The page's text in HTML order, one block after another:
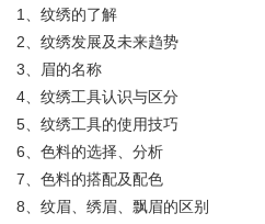
1、纹绣的了解
2、纹绣发展及未来趋势
3、眉的名称
4、纹绣工具认识与区分
5、纹绣工具的使用技巧
6、色料的选择、分析
7、色料的搭配及配色
8、纹眉、绣眉、飘眉的区别